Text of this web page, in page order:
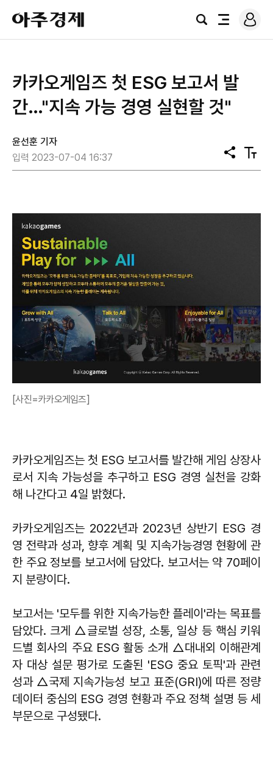
아
주
경
검
전
로
그
카카오게임즈 첫 ESG 보고서 발
간…"지속 가능 경영 실현할 것"
윤선훈 기자
입력 2023-07-04 16:37
공
유
텍
스
[사진=카카오게임즈]
카카오게임즈는 첫 ESG 보고서를 발간해 게임 상장사
로서 지속 가능성을 추구하고 ESG 경영 실천을 강화
해 나간다고 4일 밝혔다.
카카오게임즈는 2022년과 2023년 상반기 ESG 경
영 전략과 성과, 향후 계획 및 지속가능경영 현황에 관
한 주요 정보를 보고서에 담았다. 보고서는 약 70페이
지 분량이다.
보고서는 '모두를 위한 지속가능한 플레이'라는 목표를
담았다. 크게 △글로벌 성장, 소통, 일상 등 핵심 키워
드별 회사의 주요 ESG 활동 소개 △대내외 이해관계
자 대상 설문 평가로 도출된 'ESG 중요 토픽'과 관련
성과 △국제 지속가능성 보고 표준(GRI)에 따른 정량
데이터 중심의 ESG 경영 현황과 주요 정책 설명 등 세
부문으로 구성됐다.